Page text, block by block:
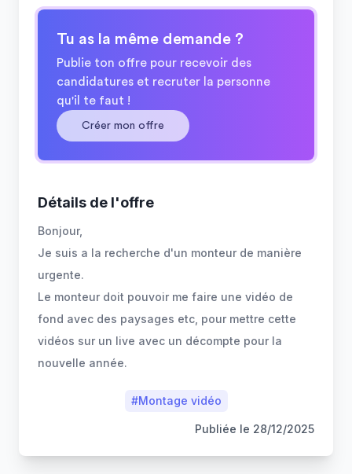
Tu as la même demande ?
Publie ton offre pour recevoir des
candidatures et recruter la personne
qu'il te faut !
Créer mon offre
Détails de l'offre
Bonjour,
Je suis a la recherche d'un monteur de manière
urgente.
Le monteur doit pouvoir me faire une vidéo de
fond avec des paysages etc, pour mettre cette
vidéos sur un live avec un décompte pour la
#Montage vidéo
Publiée le 28/12/2025